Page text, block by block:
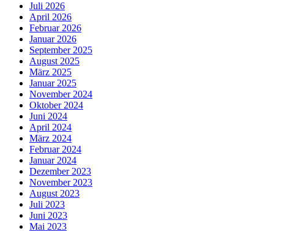
Juli 2026
April 2026
Februar 2026
Januar 2026
September 2025
August 2025
März 2025
Januar 2025
November 2024
Oktober 2024
Juni 2024
April 2024
März 2024
Februar 2024
Januar 2024
Dezember 2023
November 2023
August 2023
Juli 2023
Juni 2023
Mai 2023